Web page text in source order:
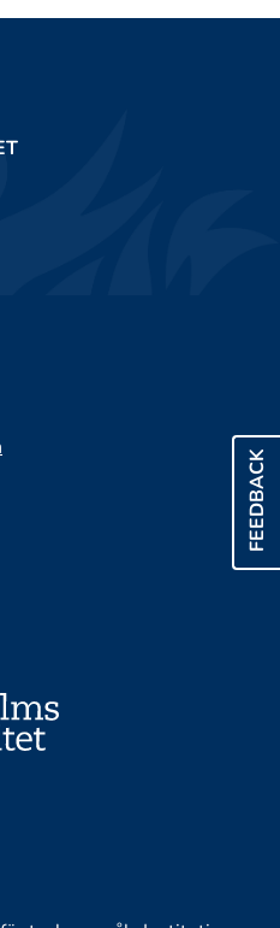
FEEDBACK